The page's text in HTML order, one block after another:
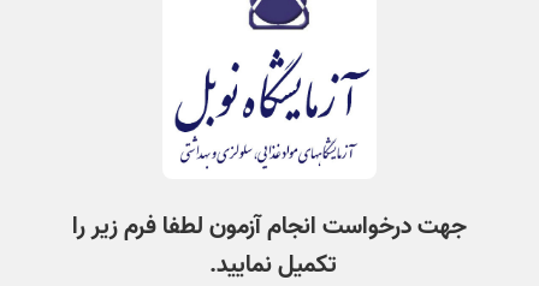
جهت درخواست انجام آزمون لطفا فرم زیر را
تکمیل نمایید.